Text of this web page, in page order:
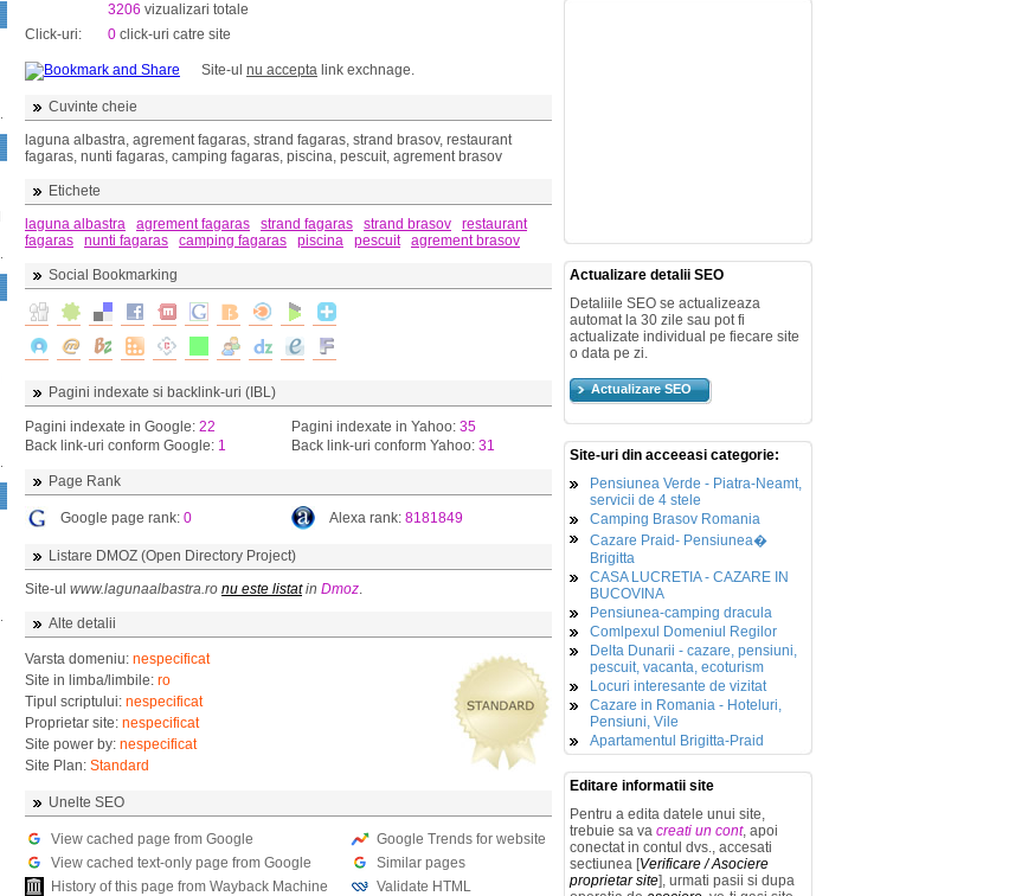
3206 vizualizari totale
Click-uri:
0 click-uri catre site
Site-ul nu accepta link exchnage.
Cuvinte cheie
laguna albastra, agrement fagaras, strand fagaras, strand brasov, restaurant
fagaras, nunti fagaras, camping fagaras, piscina, pescuit, agrement brasov
Etichete
laguna albastra
agrement fagaras strand fagaras strand brasov
restaurant
fagaras
nunti fagaras camping fagaras piscina pescuit agrement brasov
Social Bookmarking
Pagini indexate si backlink-uri (IBL)
Pagini indexate in Google: 22
Back link-uri conform Google: 1
Pagini indexate in Yahoo: 35
Back link-uri conform Yahoo: 31
Page Rank
Google page rank: 0 Alexa rank: 8181849
Listare DMOZ (Open Directory Project)
Site-ul www.lagunaalbastra.ro nu este listatin Dmoz.
Alte detalii
Varsta domeniu: nespecificat
Site in limba/limbile: ro
Tipul scriptului: nespecificat
Proprietar site: nespecificat
Site power by: nespecificat
Site Plan: Standard
Unelte SEO
View cached page from Google
View cached text-only page from Google
History of this page from Wayback Machine
Google Trends for website
Similar pages
Validate HTML
Actualizare detalii SEO
Detaliile SEO se actualizeaza
automat la 30 zile sau pot fi
actualizate individual pe fiecare site
o data pe zi.
Actualizare SEO
Site-uri din acceeasi categorie:
Pensiunea Verde - Piatra-Neamt,
servicii de 4 stele
Camping Brasov Romania
Cazare Praid- Pensiunea�
Brigitta
CASA LUCRETIA - CAZARE IN
BUCOVINA
Pensiunea-camping dracula
Comlpexul Domeniul Regilor
Delta Dunarii - cazare, pensiuni,
pescuit, vacanta, ecoturism
Locuri interesante de vizitat
Cazare in Romania - Hoteluri,
Pensiuni, Vile
Apartamentul Brigitta-Praid
Editare informatii site
Pentru a edita datele unui site,
trebuie sa va creati un cont, apoi
conectat in contul dvs., accesati
sectiunea [Verificare / Asociere
proprietar site], urmati pasii si dupa